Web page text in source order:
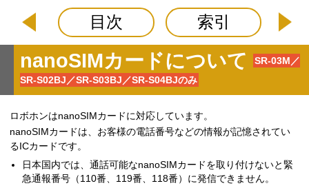
目次 索引
nanoSIMカードについて
SR-03M／
SR-S02BJ／SR-S03BJ／SR-S04BJのみ
ロボホンはnanoSIMカードに対応しています。
nanoSIMカードは、お客様の電話番号などの情報が記憶されてい
るICカードです。
日本国内では、通話可能なnanoSIMカードを取り付けないと緊
急通報番号（110番、119番、118番）に発信できません。